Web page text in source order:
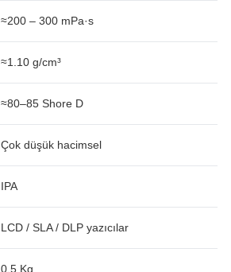
≈200 – 300 mPa·s
≈1.10 g/cm³
≈80–85 Shore D
Çok düşük hacimsel
IPA
LCD / SLA / DLP yazıcılar
0.5 Kg